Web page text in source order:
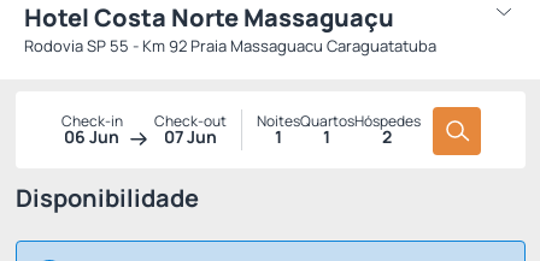
Hotel Costa Norte Massaguaçu
Rodovia SP 55 - Km 92 Praia Massaguacu Caraguatatuba
Check-in
06 Jun
Check-out
07 Jun
Noites
1
Quartos
1
Hóspedes
2
Disponibilidade